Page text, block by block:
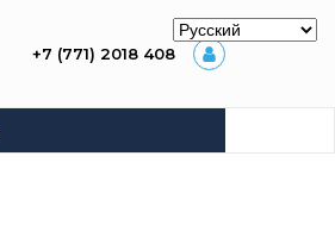
+7 (771) 2018 408